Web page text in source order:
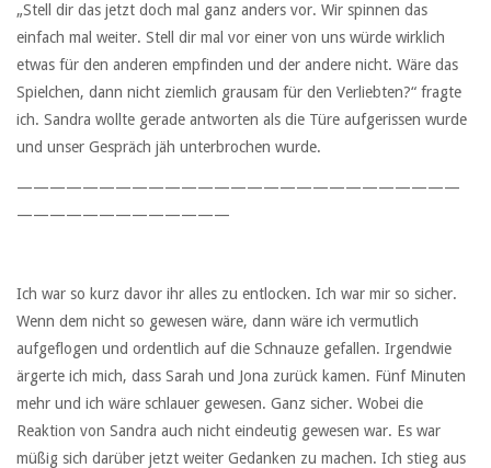
„Stell dir das jetzt doch mal ganz anders vor. Wir spinnen das
einfach mal weiter. Stell dir mal vor einer von uns würde wirklich
etwas für den anderen empfinden und der andere nicht. Wäre das
Spielchen, dann nicht ziemlich grausam für den Verliebten?“ fragte
ich. Sandra wollte gerade antworten als die Türe aufgerissen wurde
und unser Gespräch jäh unterbrochen wurde.
———————————————————————————
—————————————
Ich war so kurz davor ihr alles zu entlocken. Ich war mir so sicher.
Wenn dem nicht so gewesen wäre, dann wäre ich vermutlich
aufgeflogen und ordentlich auf die Schnauze gefallen. Irgendwie
ärgerte ich mich, dass Sarah und Jona zurück kamen. Fünf Minuten
mehr und ich wäre schlauer gewesen. Ganz sicher. Wobei die
Reaktion von Sandra auch nicht eindeutig gewesen war. Es war
müßig sich darüber jetzt weiter Gedanken zu machen. Ich stieg aus